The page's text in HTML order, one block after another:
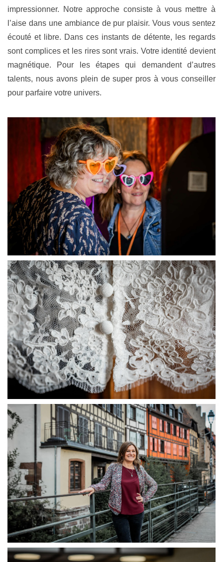
impressionner. Notre approche consiste à vous mettre à
l’aise dans une ambiance de pur plaisir. Vous vous sentez
écouté et libre. Dans ces instants de détente, les regards
sont complices et les rires sont vrais. Votre identité devient
magnétique. Pour les étapes qui demandent d’autres
talents, nous avons plein de super pros à vous conseiller
pour parfaire votre univers.